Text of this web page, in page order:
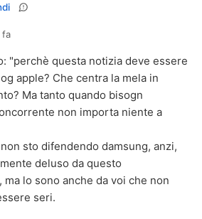
fa
"perchè questa notizia deve essere
apple? Che centra la mela in
Ma tanto quando bisogn
non importa niente a
sto difendendo damsung, anzi,
deluso da questo
ma lo sono anche da voi che non
seri.